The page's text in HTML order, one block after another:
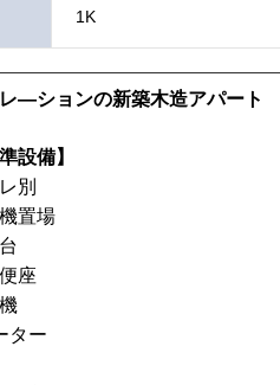
1K
―ションの新築木造アパート
設備】
別
置場
座
ター